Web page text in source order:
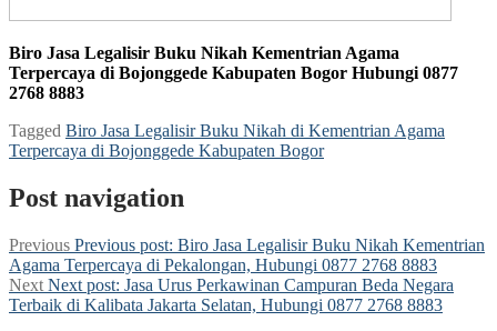
Biro Jasa Legalisir Buku Nikah Kementrian Agama
Terpercaya di Bojonggede Kabupaten Bogor Hubungi 0877
2768 8883
Tagged Biro Jasa Legalisir Buku Nikah di Kementrian Agama
Terpercaya di Bojonggede Kabupaten Bogor
Post navigation
Previous Previous post: Biro Jasa Legalisir Buku Nikah Kementrian
Agama Terpercaya di Pekalongan, Hubungi 0877 2768 8883
Next Next post: Jasa Urus Perkawinan Campuran Beda Negara
Terbaik di Kalibata Jakarta Selatan, Hubungi 0877 2768 8883